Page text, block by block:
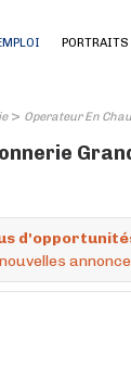
> Operateur En